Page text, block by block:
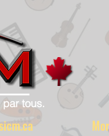
tous.
More